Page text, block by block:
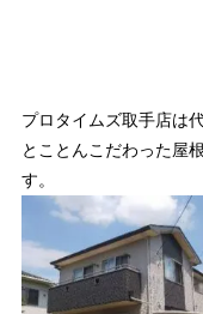
プロタイムズ取手店は
とことんこだわった屋
す。